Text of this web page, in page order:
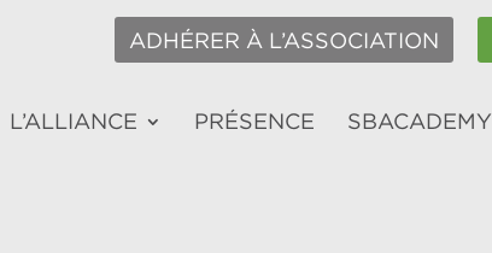
ADHÉRER À L’ASSOCIATION
L’ALLIANCE PRÉSENCE SBACADEMY